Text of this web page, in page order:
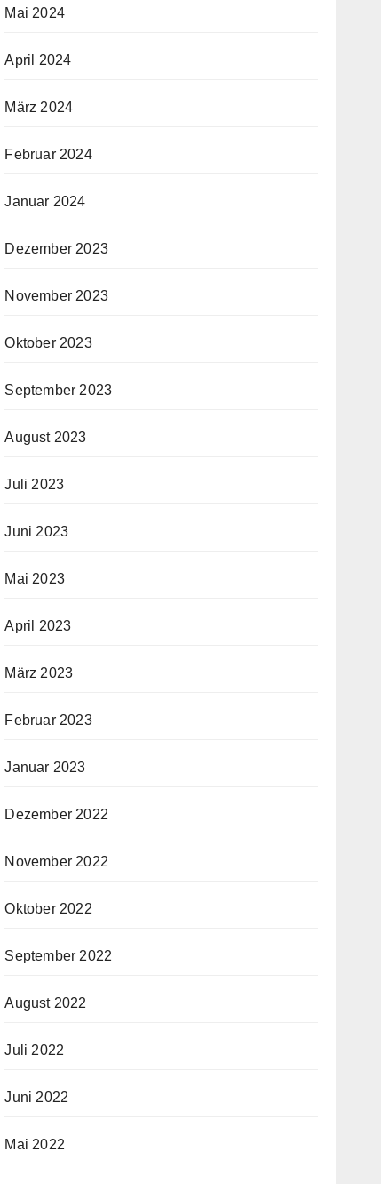
Mai 2024
April 2024
März 2024
Februar 2024
Januar 2024
Dezember 2023
November 2023
Oktober 2023
September 2023
August 2023
Juli 2023
Juni 2023
Mai 2023
April 2023
März 2023
Februar 2023
Januar 2023
Dezember 2022
November 2022
Oktober 2022
September 2022
August 2022
Juli 2022
Juni 2022
Mai 2022